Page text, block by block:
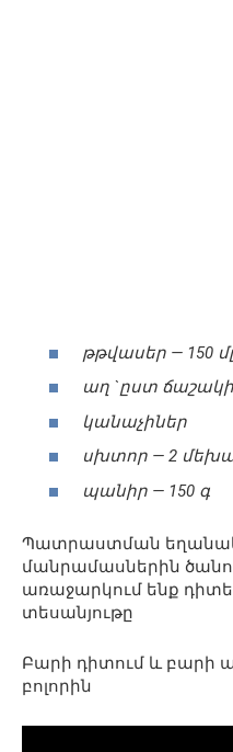
թթվասեր — 150
աղ `ըստ ճաշակի
կանաչիներ
սխտոր — 2
պանիր — 150 գ
Պատրաստման
մանրամասներին
առաջարկում ենք
տեսանյութը
Բարի դիտում և բարի
բոլորին